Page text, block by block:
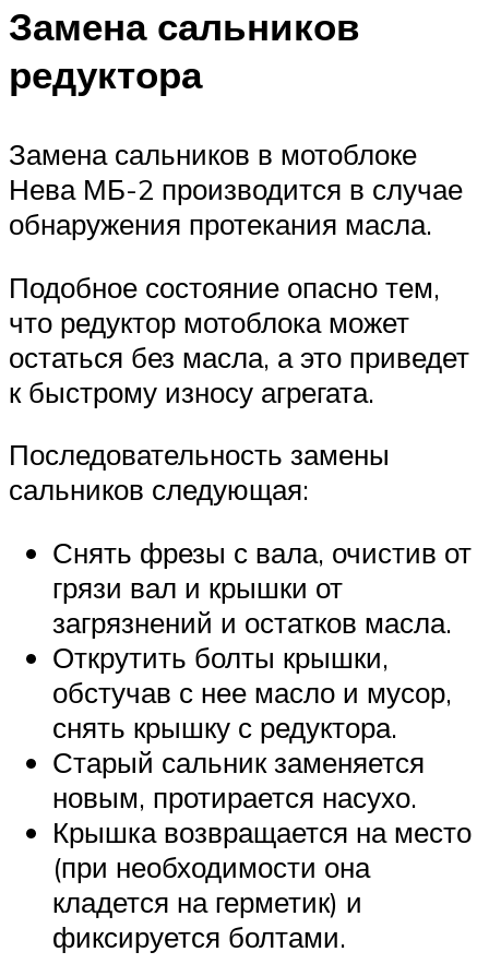
Замена сальников
редуктора
Замена сальников в мотоблоке
Нева МБ-2 производится в случае
обнаружения протекания масла.
Подобное состояние опасно тем,
что редуктор мотоблока может
остаться без масла, а это приведет
к быстрому износу агрегата.
Последовательность замены
сальников следующая:
Снять фрезы с вала, очистив от
грязи вал и крышки от
загрязнений и остатков масла.
Открутить болты крышки,
обстучав с нее масло и мусор,
снять крышку с редуктора.
Старый сальник заменяется
новым, протирается насухо.
Крышка возвращается на место
(при необходимости она
кладется на герметик) и
фиксируется болтами.